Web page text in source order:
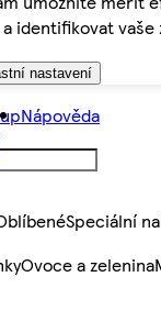
identifikovat vaše
nastavení
Nápověda
Speciální
Ovoce a zelenina